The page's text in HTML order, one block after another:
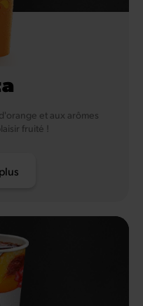
et aux arômes
fruité !